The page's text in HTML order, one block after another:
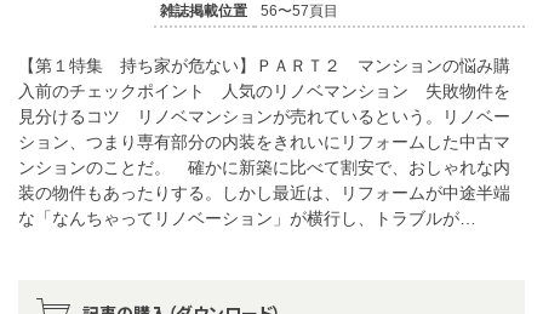
雑誌掲載位置
56〜57頁目
【第１特集 持ち家が危ない】ＰＡＲＴ２ マンションの悩み購
入前のチェックポイント 人気のリノベマンション 失敗物件を
見分けるコツ リノベマンションが売れているという。リノベー
ション、つまり専有部分の内装をきれいにリフォームした中古マ
ンションのことだ。 確かに新築に比べて割安で、おしゃれな内
装の物件もあったりする。しかし最近は、リフォームが中途半端
な「なんちゃってリノベーション」が横行し、トラブルが…